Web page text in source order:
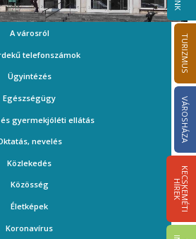
TURIZMUS
VÁROSHÁZA
K
E
C
S
K
E
M
É
T
I
HÍ
R
E
K
A városról
telefonszámok
Ügyintézés
Egészségügy
gyermekjóléti ellátás
nevelés
Közlekedés
Közösség
Életképek
Koronavírus